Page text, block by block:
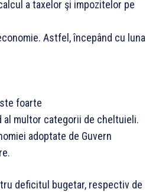
a taxelor şi impozitelor pe
Astfel, începând cu luna
foarte
multor categorii de cheltuieli.
adoptate de Guvern
deficitul bugetar, respectiv de